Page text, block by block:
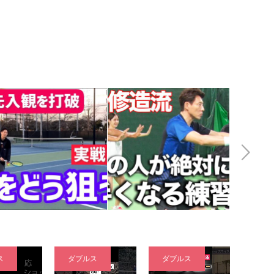
Next
ダブルス ダブルス